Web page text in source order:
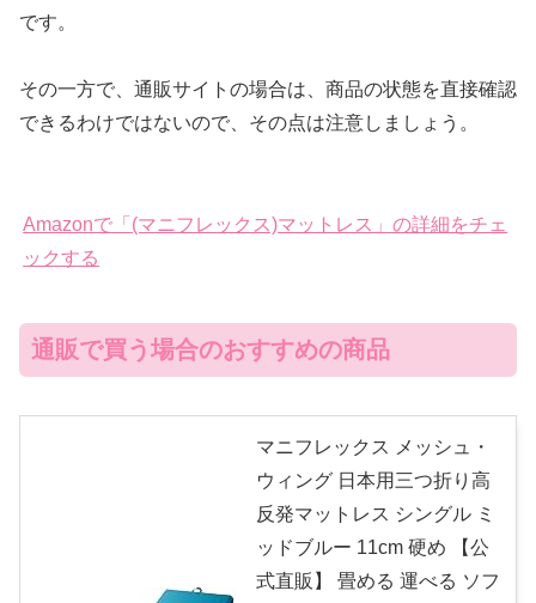
です。
その一方で、通販サイトの場合は、商品の状態を直接確認
できるわけではないので、その点は注意しましょう。
Amazonで「(マニフレックス)マットレス」の詳細をチェ
ックする
通販で買う場合のおすすめの商品
マニフレックス メッシュ・
ウィング 日本用三つ折り高
反発マットレス シングル ミ
ッドブルー 11cm 硬め 【公
式直販】 畳める 運べる ソフ